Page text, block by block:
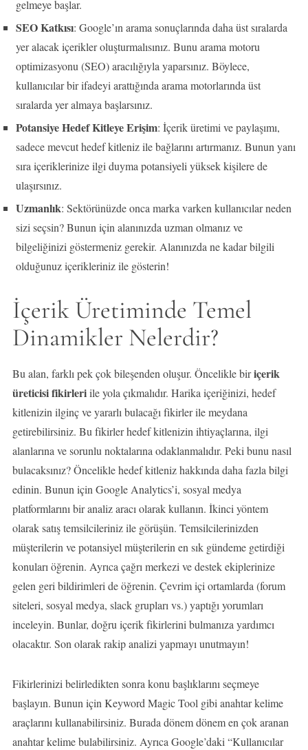
gelmeye başlar.
SEO Katkısı: Google’ın arama sonuçlarında daha üst sıralarda
yer alacak içerikler oluşturmalısınız. Bunu arama motoru
optimizasyonu (SEO) aracılığıyla yaparsınız. Böylece,
kullanıcılar bir ifadeyi arattığında arama motorlarında üst
sıralarda yer almaya başlarsınız.
Potansiye Hedef Kitleye Erişim: İçerik üretimi ve paylaşımı,
sadece mevcut hedef kitleniz ile bağlarını artırmanız. Bunun yanı
sıra içeriklerinize ilgi duyma potansiyeli yüksek kişilere de
ulaşırsınız.
Uzmanlık: Sektörünüzde onca marka varken kullanıcılar neden
sizi seçsin? Bunun için alanınızda uzman olmanız ve
bilgeliğinizi göstermeniz gerekir. Alanınızda ne kadar bilgili
olduğunuz içerikleriniz ile gösterin!
İçerik Üretiminde Temel
Dinamikler Nelerdir?
Bu alan, farklı pek çok bileşenden oluşur. Öncelikle biriçerik
üreticisi fikirleriile yola çıkmalıdır. Harika içeriğinizi, hedef
kitlenizin ilginç ve yararlı bulacağı fikirler ile meydana
getirebilirsiniz. Bu fikirler hedef kitlenizin ihtiyaçlarına, ilgi
alanlarına ve sorunlu noktalarına odaklanmalıdır. Peki bunu nasıl
bulacaksınız? Öncelikle hedef kitleniz hakkında daha fazla bilgi
edinin. Bunun için Google Analytics’i, sosyal medya
platformlarını bir analiz aracı olarak kullanın. İkinci yöntem
olarak satış temsilcileriniz ile görüşün. Temsilcilerinizden
müşterilerin ve potansiyel müşterilerin en sık gündeme getirdiği
konuları öğrenin. Ayrıca çağrı merkezi ve destek ekiplerinize
gelen geri bildirimleri de öğrenin. Çevrim içi ortamlarda (forum
siteleri, sosyal medya, slack grupları vs.) yaptığı yorumları
inceleyin. Bunlar, doğru içerik fikirlerini bulmanıza yardımcı
olacaktır. Son olarak rakip analizi yapmayı unutmayın!
Fikirlerinizi belirledikten sonra konu başlıklarını seçmeye
başlayın. Bunun için Keyword Magic Tool gibi anahtar kelime
araçlarını kullanabilirsiniz. Burada dönem dönem en çok aranan
anahtar kelime bulabilirsiniz. Ayrıca Google’daki “Kullanıcılar